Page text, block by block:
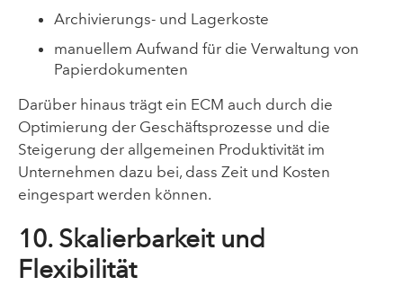
Archivierungs- und Lagerkoste
manuellem Aufwand für die Verwaltung von
Papierdokumenten
Darüber hinaus trägt ein ECM auch durch die
Optimierung der Geschäftsprozesse und die
Steigerung der allgemeinen Produktivität im
Unternehmen dazu bei, dass Zeit und Kosten
eingespart werden können.
10. Skalierbarkeit und
Flexibilität